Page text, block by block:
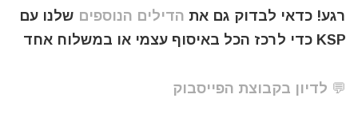
רגע! כדאי לבדוק גם את הדילים הנוספים שלנו עם
KSP כדי לרכז הכל באיסוף עצמי או במשלוח אחד
💬 לדיון בקבוצת הפייסבוק